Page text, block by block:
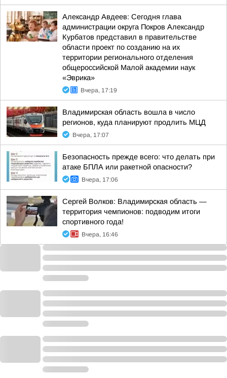
Александр Авдеев: Сегодня глава
администрации округа Покров Александр
Курбатов представил в правительстве
области проект по созданию на их
территории регионального отделения
общероссийской Малой академии наук
«Эврика»
Вчера, 17:19
Владимирская область вошла в число
регионов, куда планируют продлить МЦД
Вчера, 17:07
Безопасность прежде всего: что делать при
атаке БПЛА или ракетной опасности?
Вчера, 17:06
Сергей Волков: Владимирская область —
территория чемпионов: подводим итоги
спортивного года!
Вчера, 16:46